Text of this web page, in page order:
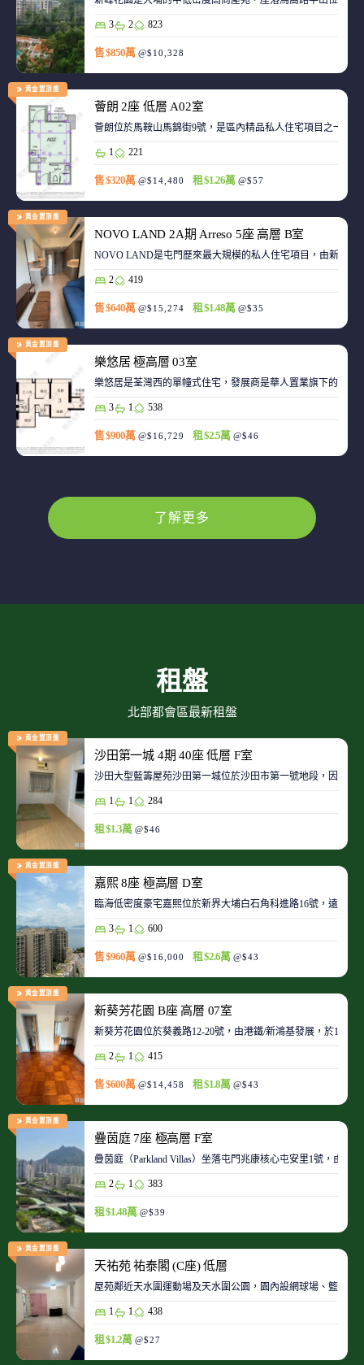
3 2 823
售 $850萬 @$10,328
黃金置頂盤
薈朗 2座 低層 A02室
薈朗位於馬鞍山馬錦街9號，是區內精品私人住宅項目之一，
1 221
售 $320萬 @$14,480 租 $1.26萬 @$57
黃金置頂盤
NOVO LAND 2A期 Arreso 5座 高層 B室
NOVO LAND是屯門歷來最大規模的私人住宅項目，由新鴻
2 419
售 $640萬 @$15,274 租 $1.48萬 @$35
黃金置頂盤
樂悠居 極高層 03室
樂悠居是荃灣西的單幢式住宅，發展商是華人置業旗下的廣
3 1 538
售 $900萬 @$16,729 租 $2.5萬 @$46
了解更多
租盤
北部都會區最新租盤
黃金置頂盤
沙田第一城 4期 40座 低層 F室
沙田大型藍籌屋苑沙田第一城位於沙田市第一號地段，因此
1 1 284
租 $1.3萬 @$46
黃金置頂盤
嘉熙 8座 極高層 D室
臨海低密度豪宅嘉熙位於新界大埔白石角科進路16號，遠離
3 1 600
售 $960萬 @$16,000 租 $2.6萬 @$43
黃金置頂盤
新葵芳花園 B座 高層 07室
新葵芳花園位於葵義路12-20號，由港鐵/新鴻基發展，於
2 1 415
售 $600萬 @$14,458 租 $1.8萬 @$43
黃金置頂盤
疊茵庭 7座 極高層 F室
疊茵庭（Parkland Villas）坐落屯門兆康核心屯安里1號，由
2 1 383
租 $1.48萬 @$39
黃金置頂盤
天祐苑 祐泰閣 (C座) 低層
屋苑鄰近天水圍運動場及天水圍公園，園內設網球場、籃球
1 1 438
租 $1.2萬 @$27